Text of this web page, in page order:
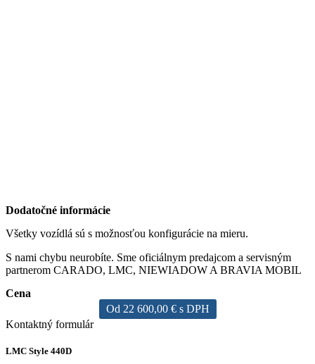
Dodatočné informácie
Všetky vozídlá sú s možnosťou konfigurácie na mieru.
S nami chybu neurobíte. Sme oficiálnym predajcom a servisným
partnerom CARADO, LMC, NIEWIADOW A BRAVIA MOBIL
Cena
Od 22 600,00 € s DPH
Kontaktný formulár
LMC Style 440D